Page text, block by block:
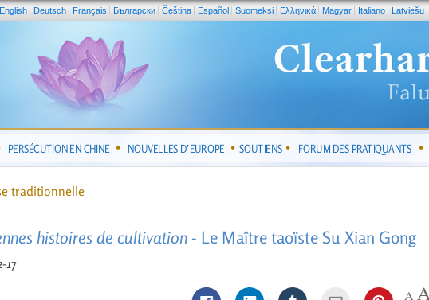
English Deutsch Français Български Čeština Español Suomeksi Ελληνικά Magyar Italiano Latviešu
PERSÉCUTION EN CHINE NOUVELLES D’EUROPE SOUTIENS FORUM DES PRATIQUANTS
traditionnelle
histoires de cultivation- Le Maître taoïste Su Xian Gong
17